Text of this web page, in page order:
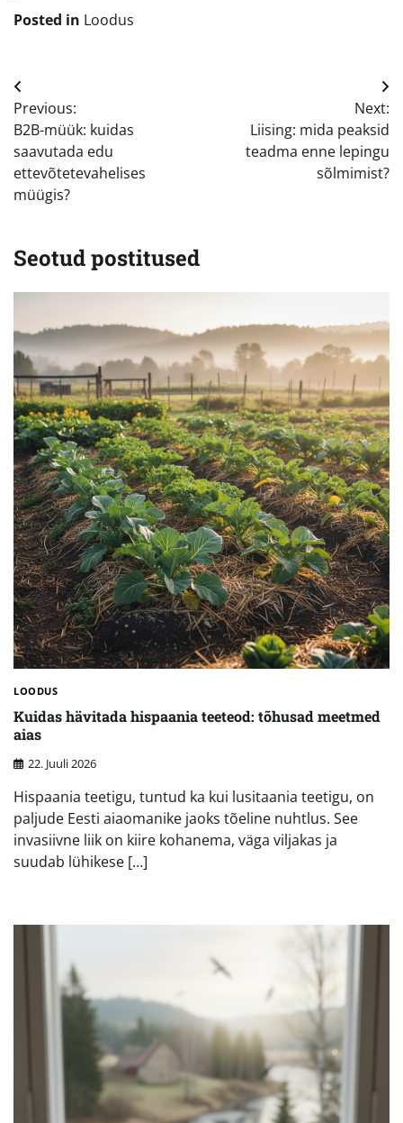
Posted in Loodus
Navigeerimine
Previous:
B2B-müük: kuidas
saavutada edu
ettevõtetevahelises
müügis?
Next:
Liising: mida peaksid
teadma enne lepingu
sõlmimist?
Seotud postitused
LOODUS
Kuidas hävitada hispaania teeteod: tõhusad meetmed
aias
22. Juuli 2026
Hispaania teetigu, tuntud ka kui lusitaania teetigu, on
paljude Eesti aiaomanike jaoks tõeline nuhtlus. See
invasiivne liik on kiire kohanema, väga viljakas ja
suudab lühikese […]